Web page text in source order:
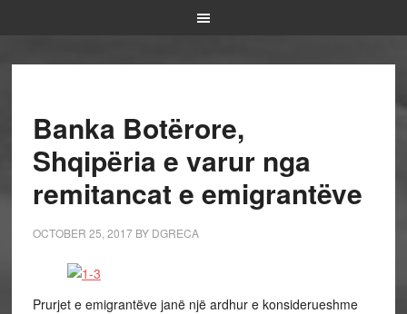
Banka Botërore,
Shqipëria e varur nga
remitancat e emigrantëve
OCTOBER 25, 2017BY DGRECA
Prurjet e emigrantëve janë një ardhur e konsiderueshme